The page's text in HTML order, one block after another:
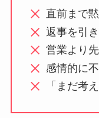
直前まで
返事を引
営業より
感情的に
「まだ考